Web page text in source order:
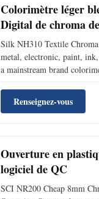
Colorimètre léger
Digital de chroma
Silk NH310 Textile
metal, electronic, paint,
a mainstream brand
Renseignez-vous
Ouverture en
logiciel de QC
SCI NR200 Cheap 8mm